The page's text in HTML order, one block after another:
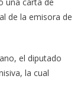
de la emisora de
el diputado
la cual